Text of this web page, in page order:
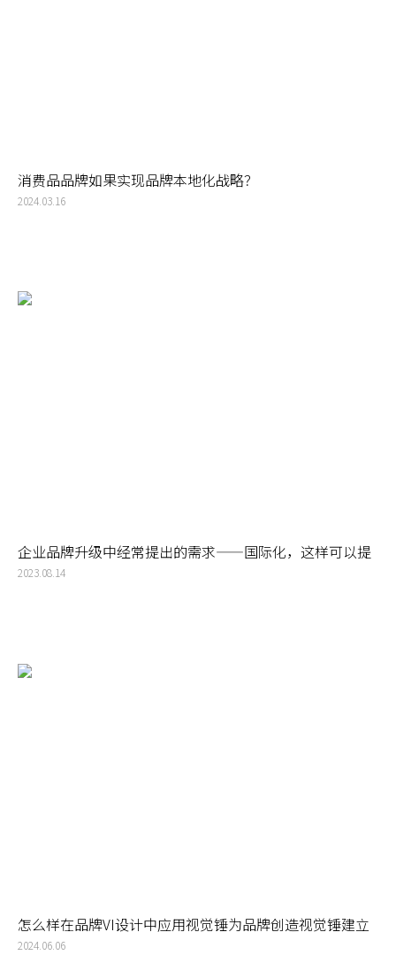
消费品品牌如果实现品牌本地化战略？
2024.03.16
企业品牌升级中经常提出的需求——国际化，这样可以提
高品牌的辨识度和影响力
2023.08.14
怎么样在品牌VI设计中应用视觉锤为品牌创造视觉锤建立
强大的品牌形象
2024.06.06